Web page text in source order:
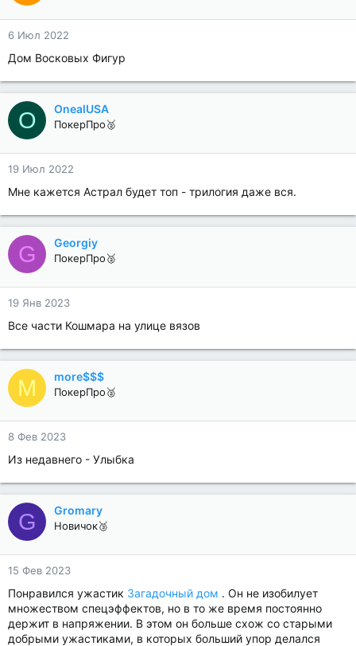
6 Июл 2022
Дом Восковых Фигур
O OnealUSA
ПокерПро🥈
19 Июл 2022
Мне кажется Астрал будет топ - трилогия даже вся.
G Georgiy
ПокерПро🥈
19 Янв 2023
Все части Кошмара на улице вязов
M more$$$
ПокерПро🥈
8 Фев 2023
Из недавнего - Улыбка
G Gromary
Новичок🥉
15 Фев 2023
Понравился ужастик Загадочный дом . Он не изобилует
множеством спецэффектов, но в то же время постоянно
держит в напряжении. В этом он больше схож со старыми
добрыми ужастиками, в которых больший упор делался